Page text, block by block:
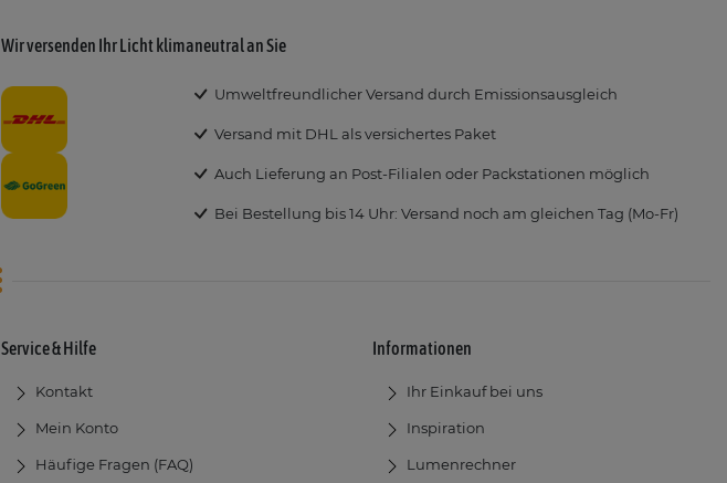
Wir versenden Ihr Licht klimaneutral an Sie
Umweltfreundlicher Versand durch Emissionsausgleich
Versand mit DHL als versichertes Paket
Auch Lieferung an Post-Filialen oder Packstationen möglich
Bei Bestellung bis 14 Uhr: Versand noch am gleichen Tag (Mo-Fr)
Service & Hilfe
Kontakt
Mein Konto
Häufige Fragen (FAQ)
Informationen
Ihr Einkauf bei uns
Inspiration
Lumenrechner